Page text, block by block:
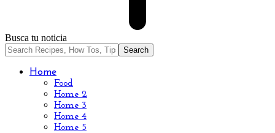
Busca tu noticia
Home
Food
Home 2
Home 3
Home 4
Home 5